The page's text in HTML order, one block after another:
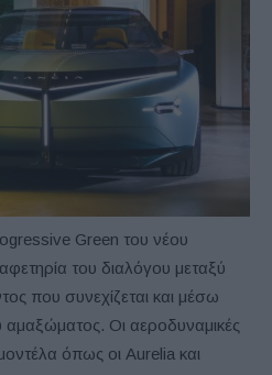
Green του νέου
του διαλόγου μεταξύ
που συνεχίζεται και μέσω
Οι αεροδυναμικές
όπως οι Aurelia και